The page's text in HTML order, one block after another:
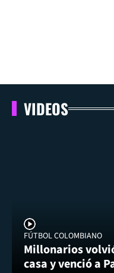
VIDEOS
FÚTBOL COLOMBIANO
Millonarios
casa y venció a